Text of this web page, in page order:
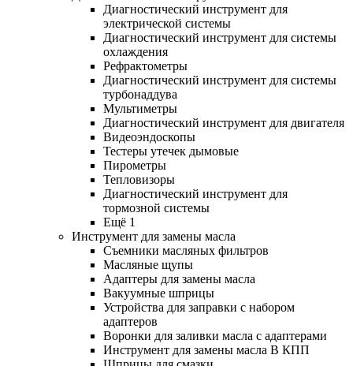
Диагностический инструмент для
электрической системы
Диагностический инструмент для системы
охлаждения
Рефрактометры
Диагностический инструмент для системы
турбонаддува
Мультиметры
Диагностический инструмент для двигателя
Видеоэндоскопы
Тестеры утечек дымовые
Пирометры
Тепловизоры
Диагностический инструмент для
тормозной системы
Ещё 1
Инструмент для замены масла
Съемники масляных фильтров
Масляные щупы
Адаптеры для замены масла
Вакуумные шприцы
Устройства для заправки с набором
адаптеров
Воронки для заливки масла с адаптерами
Инструмент для замены масла В КПП